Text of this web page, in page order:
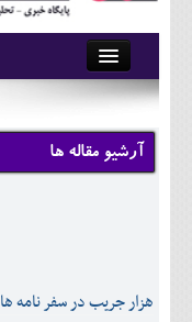
آرشیو
تماس با ما
وبلاگ
کلینیک
آرشیو مقاله ها
هزار جريب در سفر نامه ها